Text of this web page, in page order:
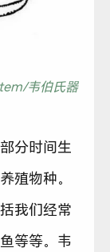
韦伯氏器
分时间生
殖物种。
我们经常
等等。韦